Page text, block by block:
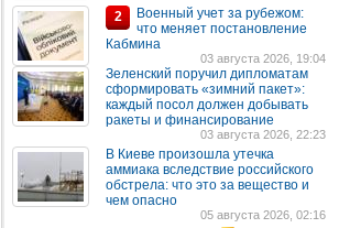
2
Военный учет за рубежом:
что меняет постановление
Кабмина
03 августа 2026, 19:04
Зеленский поручил дипломатам
сформировать «зимний пакет»:
каждый посол должен добывать
ракеты и финансирование
03 августа 2026, 22:23
В Киеве произошла утечка
аммиака вследствие российского
обстрела: что это за вещество и
чем опасно
05 августа 2026, 02:16